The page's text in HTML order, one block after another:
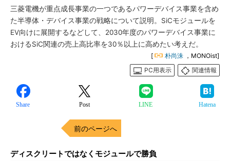
三菱電機が重点成長事業の一つであるパワーデバイス事業を含め
た半導体・デバイス事業の戦略について説明。SiCモジュールを
EV向けに展開するなどして、2030年度のパワーデバイス事業に
おけるSiC関連の売上高比率を30％以上に高めたい考えだ。
[ 朴尚洙 ，MONOist]
PC用表示
関連情報
Share Post LINE Hatena
前のページへ
ディスクリートではなくモジュールで勝負